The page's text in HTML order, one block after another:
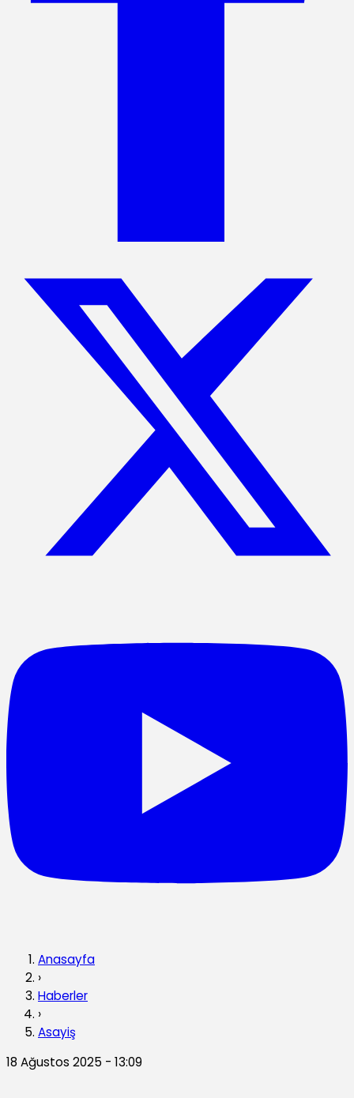
Anasayfa
›
Haberler
›
Asayiş
18 Ağustos 2025 - 13:09